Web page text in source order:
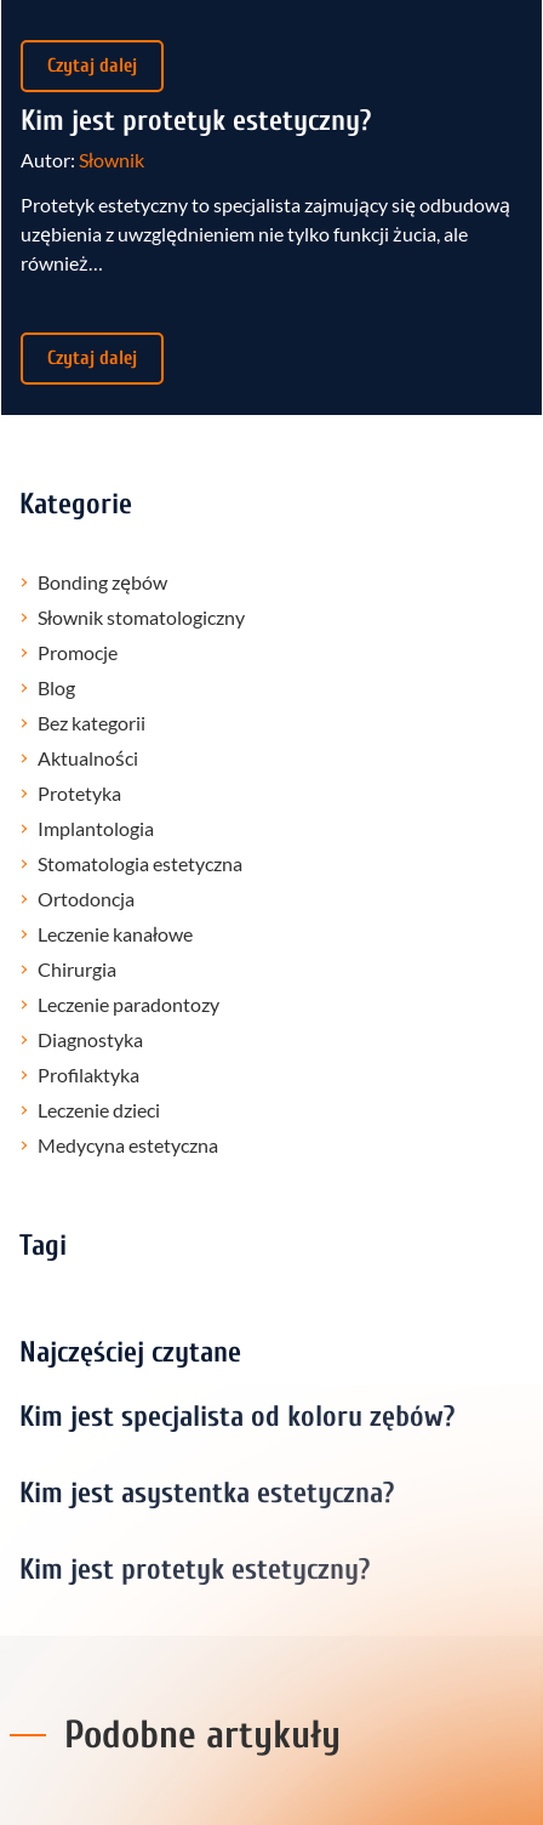
Czytaj dalej
Kim jest protetyk estetyczny?
Autor: Słownik
Protetyk estetyczny to specjalista zajmujący się odbudową
uzębienia z uwzględnieniem nie tylko funkcji żucia, ale
również…
Czytaj dalej
Kategorie
Bonding zębów
Słownik stomatologiczny
Promocje
Blog
Bez kategorii
Aktualności
Protetyka
Implantologia
Stomatologia estetyczna
Ortodoncja
Leczenie kanałowe
Chirurgia
Leczenie paradontozy
Diagnostyka
Profilaktyka
Leczenie dzieci
Medycyna estetyczna
Tagi
Najczęściej czytane
Kim jest specjalista od koloru zębów?
Kim jest asystentka estetyczna?
Kim jest protetyk estetyczny?
Podobne artykuły